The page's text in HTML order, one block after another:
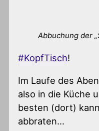
Abbuchung der
#KopfTisch!
Im Laufe des
also in die Küche
besten (dort)
abbraten…